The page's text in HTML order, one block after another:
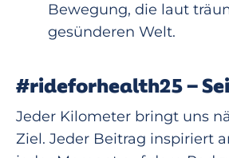
Bewegung, die laut
gesünderen Welt.
#rideforhealth25 –
Jeder Kilometer bringt uns
Ziel. Jeder Beitrag inspiriert